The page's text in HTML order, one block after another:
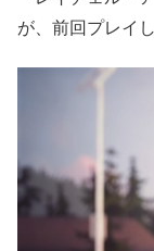
が、前回プレイ